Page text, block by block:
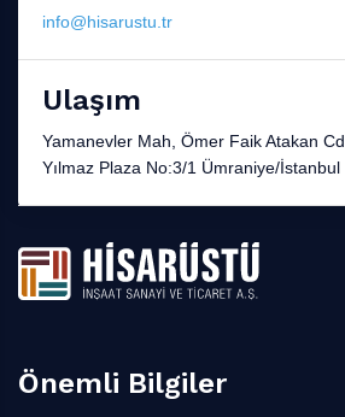
info@hisarustu.tr
Ulaşım
Yamanevler Mah, Ömer Faik Atakan Cd.
Yılmaz Plaza No:3/1 Ümraniye/İstanbul
Önemli Bilgiler